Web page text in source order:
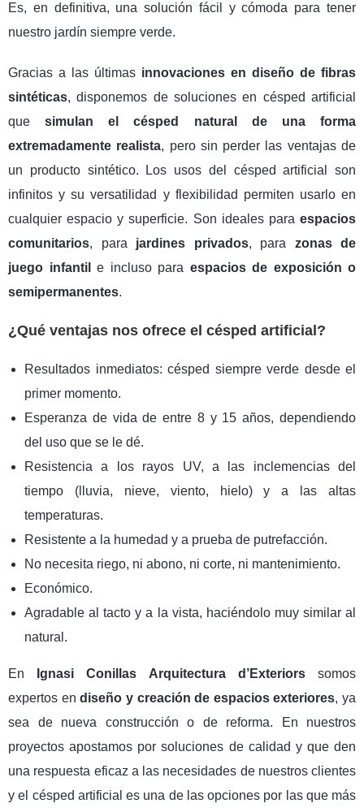
Es, en definitiva, una solución fácil y cómoda para tener
nuestro jardín siempre verde.
Gracias a las últimas innovaciones en diseño de fibras
sintéticas, disponemos de soluciones en césped artificial
quesimulan el césped natural de una forma
extremadamente realista, pero sin perder las ventajas de
un producto sintético. Los usos del césped artificial son
infinitos y su versatilidad y flexibilidad permiten usarlo en
cualquier espacio y superficie. Son ideales para espacios
comunitarios, para jardines privados, para zonas de
juego infantil
e incluso para espacios de exposición o
semipermanentes.
¿Qué ventajas nos ofrece el césped artificial?
Resultados inmediatos: césped siempre verde desde el
primer momento.
Esperanza de vida de entre 8 y 15 años, dependiendo
del uso que se le dé.
Resistencia a los rayos UV, a las inclemencias del
tiempo (lluvia, nieve, viento, hielo) y a las altas
temperaturas.
Resistente a la humedad y a prueba de putrefacción.
No necesita riego, ni abono, ni corte, ni mantenimiento.
Económico.
Agradable al tacto y a la vista, haciéndolo muy similar al
natural.
En Ignasi Conillas Arquitectura d’Exteriorssomos
expertos endiseño y creación de espacios exteriores, ya
sea de nueva construcción o de reforma. En nuestros
proyectos apostamos por soluciones de calidad y que den
una respuesta eficaz a las necesidades de nuestros clientes
y el césped artificial es una de las opciones por las que más